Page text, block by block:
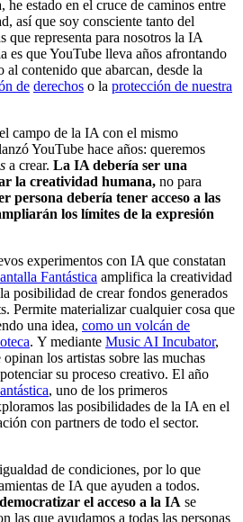
estado en el cruce de caminos entre
así que soy consciente tanto del
que representa para nosotros la IA
es que YouTube lleva años afrontando
al contenido que abarcan, desde la
de derechos o la protección de nuestra
campo de la IA con el mismo
YouTube hace años: queremos
a crear. La IA debería ser una
la creatividad humana, no para
persona debería tener acceso a las
los límites de la expresión
experimentos con IA que constatan
Fantástica amplifica la creatividad
posibilidad de crear fondos generados
Permite materializar cualquier cosa que
una idea, como un volcán de
. Y mediante Music AI Incubator,
los artistas sobre las muchas
su proceso creativo. El año
, uno de los primeros
las posibilidades de la IA en el
con partners de todo el sector.
de condiciones, por lo que
de IA que ayuden a todos.
el acceso a la IA se
las que ayudamos a todas las personas